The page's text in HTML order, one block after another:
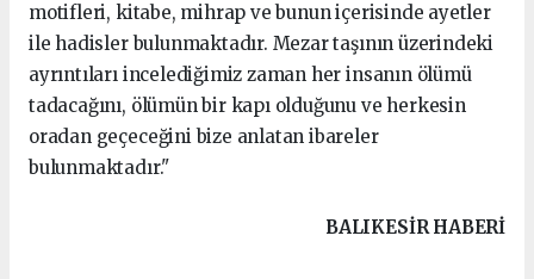
motifleri, kitabe, mihrap ve bunun içerisinde ayetler
ile hadisler bulunmaktadır. Mezar taşının üzerindeki
ayrıntıları incelediğimiz zaman her insanın ölümü
tadacağını, ölümün bir kapı olduğunu ve herkesin
oradan geçeceğini bize anlatan ibareler
bulunmaktadır."
BALIKESIR HABERİ